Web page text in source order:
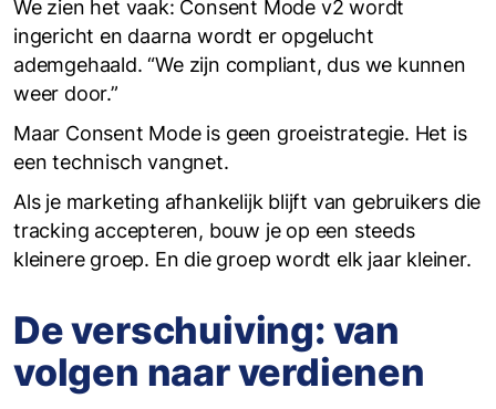
We zien het vaak: Consent Mode v2 wordt
ingericht en daarna wordt er opgelucht
ademgehaald. “We zijn compliant, dus we kunnen
weer door.”
Maar Consent Mode is geen groeistrategie. Het is
een technisch vangnet.
Als je marketing afhankelijk blijft van gebruikers die
tracking accepteren, bouw je op een steeds
kleinere groep. En die groep wordt elk jaar kleiner.
De verschuiving: van
volgen naar verdienen